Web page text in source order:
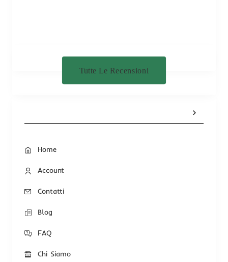
Tutte Le Recensioni
Home
Account
Contatti
Blog
FAQ
Chi Siamo